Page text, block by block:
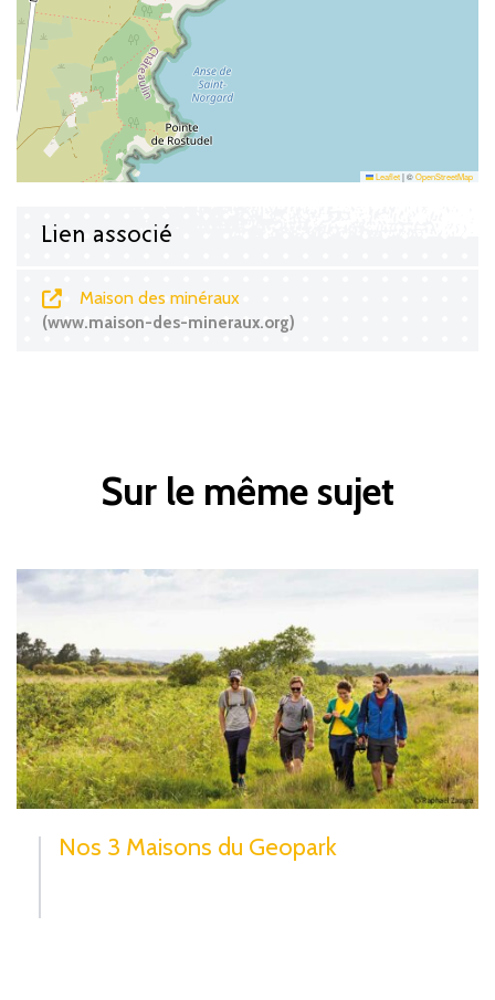
Leaflet|©OpenStreetMap
Lien associé
Maison des minéraux
www.maison-des-mineraux.org
Sur le même sujet
Nos 3 Maisons du Geopark